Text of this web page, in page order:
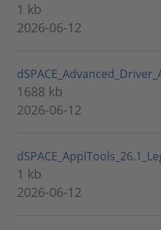
1 kb
2026-06-12
1688 kb
2026-06-12
1 kb
2026-06-12